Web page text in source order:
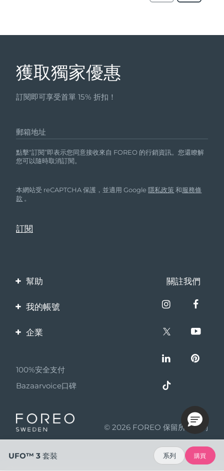
獲取獨家優惠
訂閱即可享受首單 15% 折扣！
郵箱地址
點擊“訂閱”即表示您同意接收來自 FOREO 的行銷資訊。您還瞭解
您可以隨時取消訂閱。
本網站受 reCAPTCHA 保護，並適用 Google隱私政策 和服務條
款 。
幫助
聯繫我們
保修與退換貨
關註我們
我的帳號
產品註冊
企業
夥伴計畫
聯盟新聞
成為合作夥伴
100%安全支付
Bazaarvoice口碑
© 2026 FOREO 保留所有權利
UFO™ 3 套裝 系列 購買